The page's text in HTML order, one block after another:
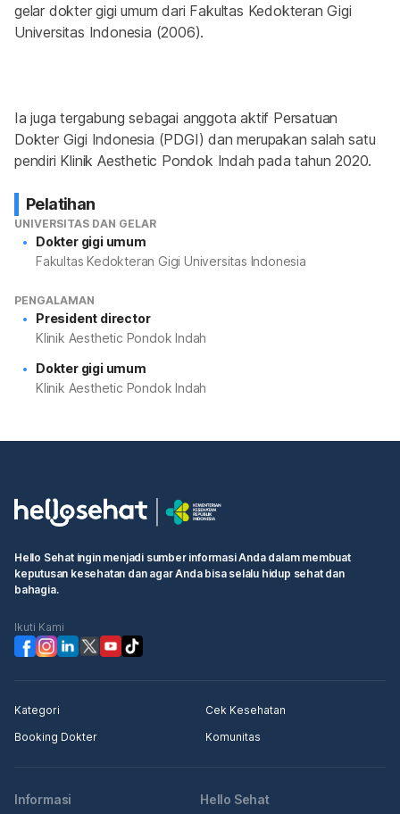
gelar dokter gigi umum dari Fakultas Kedokteran Gigi
Universitas Indonesia (2006).
Ia juga tergabung sebagai anggota aktif Persatuan
Dokter Gigi Indonesia (PDGI) dan merupakan salah satu
pendiri Klinik Aesthetic Pondok Indah pada tahun 2020.
Pelatihan
UNIVERSITAS DAN GELAR
Dokter gigi umum
Fakultas Kedokteran Gigi Universitas Indonesia
PENGALAMAN
President director
Klinik Aesthetic Pondok Indah
Dokter gigi umum
Klinik Aesthetic Pondok Indah
Hello Sehat ingin menjadi sumber informasi Anda dalam membuat
keputusan kesehatan dan agar Anda bisa selalu hidup sehat dan
bahagia.
Ikuti Kami
Kategori
Cek Kesehatan
Booking Dokter
Komunitas
Informasi Hello Sehat